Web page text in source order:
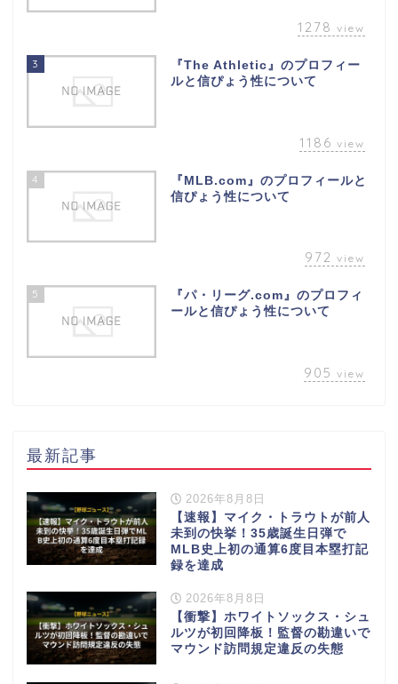
1278 view
3
『The Athletic』のプロフィー
ルと信ぴょう性について
1186 view
4
『MLB.com』のプロフィールと
信ぴょう性について
972 view
5
『パ・リーグ.com』のプロフィ
ールと信ぴょう性について
905 view
最新記事
2026年8月8日
【速報】マイク・トラウトが前人
未到の快挙！35歳誕生日弾で
MLB史上初の通算6度目本塁打記
録を達成
2026年8月8日
【衝撃】ホワイトソックス・シュ
ルツが初回降板！監督の勘違いで
マウンド訪問規定違反の失態